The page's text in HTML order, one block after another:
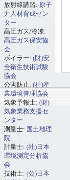
放射線講習: 原子
力人材育成セン
ター
高圧ガス/冷凍:
高圧ガス保安協
会
ボイラー: (財)安
全衛生技術試験
協会
公害防止: (社)産
業環境管理協会
気象予報士: (財)
気象業務支援セ
ンター
測量士: 国土地理
院
計量士: (社)日本
環境測定分析協
会
技術士: (公)日本